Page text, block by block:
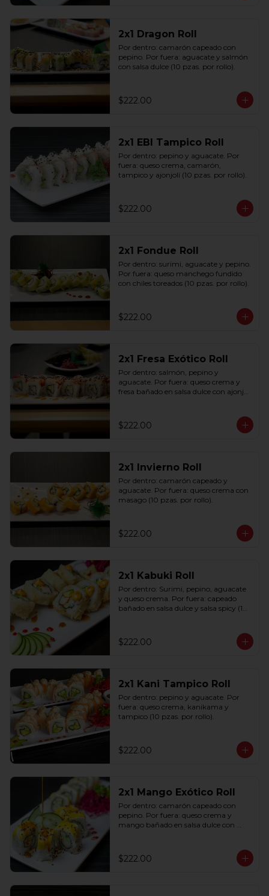
2x1 Dragon Roll
Por dentro: camarón capeado con
pepino. Por fuera: aguacate y salmón
con salsa dulce (10 pzas. por rollo).
$222.00
2x1 EBI Tampico Roll
Por dentro: pepino y aguacate. Por
fuera: queso crema, camarón,
tampico y ajonjolí (10 pzas. por rollo).
$222.00
2x1 Fondue Roll
Por dentro: surimi, aguacate y pepino.
Por fuera: queso manchego fundido
con chiles toreados (10 pzas. por rollo).
$222.00
2x1 Fresa Exótico Roll
Por dentro: salmón, pepino y
aguacate. Por fuera: queso crema y
fresa bañado en salsa dulce con ajonjolí
$222.00
2x1 Invierno Roll
Por dentro: camarón capeado y
aguacate. Por fuera: queso crema con
masago (10 pzas. por rollo).
$222.00
2x1 Kabuki Roll
Por dentro: Surimi, pepino, aguacate
y queso crema. Por fuera: capeado
bañado en salsa dulce y salsa spicy (10
$222.00
2x1 Kani Tampico Roll
Por dentro: pepino y aguacate. Por
fuera: queso crema, kanikama y
tampico (10 pzas. por rollo).
$222.00
2x1 Mango Exótico Roll
Por dentro: camarón capeado con
pepino. Por fuera: queso crema y
mango bañado en salsa dulce con
$222.00